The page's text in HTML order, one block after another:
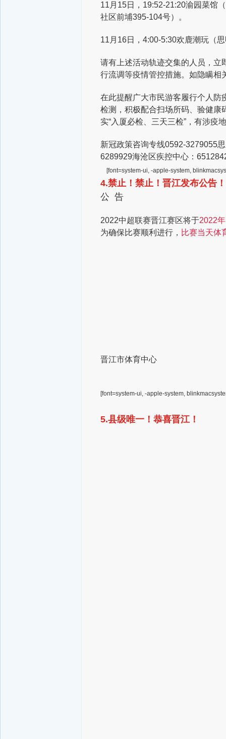
11月15日，19:52-21:20渝园菜馆
社区前埔395-104号）。
11月16日，4:00-5:30欢鹿潮玩（
请有上述活动轨迹交集的人员，立
行流调等疫情管控措施。如隐瞒相
在此提醒广大市民游客履行个人防
检测，积极配合扫场所码、验健康
实“入厦必检、三天三检”，有涉疫
新冠政策咨询专线0592-3279055
6289929海沧区疾控中心：
[font=system-ui, -apple-system,
4.禁止！禁止！晋江发布公告！
公 告
2022中超联赛晋江赛区将于2022
为确保比赛顺利进行， 比赛当天体
晋江市体育中心
[font=system-ui, -apple-system,
5.县级唯一！恭喜晋江！